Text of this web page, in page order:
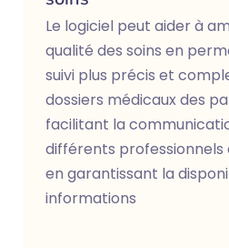
Le logiciel peut aider à
qualité des soins en
suivi plus précis et
dossiers médicaux des
facilitant la
différents professionnels
en garantissant la
informations